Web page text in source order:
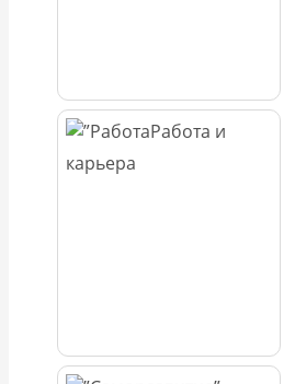
Работа и
карьера